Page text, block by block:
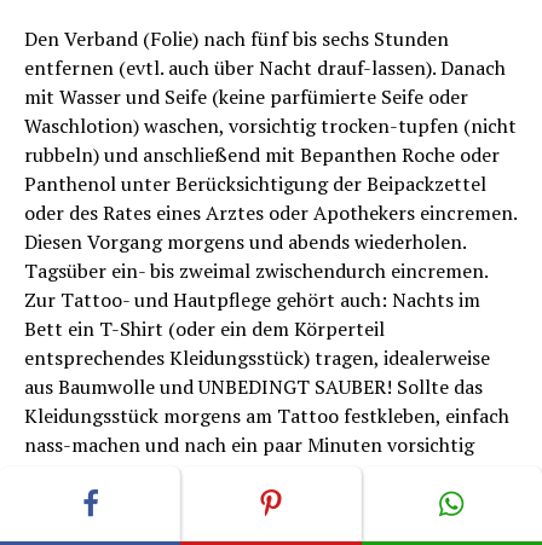
Den Verband (Folie) nach fünf bis sechs Stunden
entfernen (evtl. auch über Nacht drauf-lassen). Danach
mit Wasser und Seife (keine parfümierte Seife oder
Waschlotion) waschen, vorsichtig trocken-tupfen (nicht
rubbeln) und anschließend mit Bepanthen Roche oder
Panthenol unter Berücksichtigung der Beipackzettel
oder des Rates eines Arztes oder Apothekers eincremen.
Diesen Vorgang morgens und abends wiederholen.
Tagsüber ein- bis zweimal zwischendurch eincremen.
Zur Tattoo- und Hautpflege gehört auch: Nachts im
Bett ein T-Shirt (oder ein dem Körperteil
entsprechendes Kleidungsstück) tragen, idealerweise
aus Baumwolle und UNBEDINGT SAUBER! Sollte das
Kleidungsstück morgens am Tattoo festkleben, einfach
nass-machen und nach ein paar Minuten vorsichtig
ablösen – niemals „trocken“ abreißen! Nach drei bis
sechs Tagen Hautpflege (je nach Hauttyp) bildet sich